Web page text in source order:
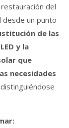
del
desde un punto
de las
y la
que
necesidades
distinguiéndose